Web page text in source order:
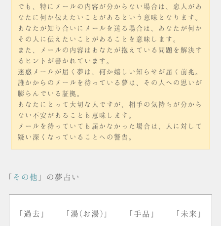
でも、特にメールの内容が分からない場合は、恋人があ
なたに何か伝えたいことがあるという意味となります。
あなたが知り合いにメールを送る場合は、あなたが何か
その人に伝えたいことがあることを意味します。
また、メールの内容はあなたが抱えている問題を解決す
るヒントが書かれています。
迷惑メールが届く夢は、何か嬉しい知らせが届く前兆。
誰かからのメールを待っている夢は、その人への思いが
膨らんでいる証拠。
あなたにとって大切な人ですが、相手の気持ちが分から
ない不安があることも意味します。
メールを待っていても届かなかった場合は、人に対して
疑い深くなっていることへの警告。
「 その他 」の夢占い
「過去」 「湯(お湯)」 「手品」 「未来」